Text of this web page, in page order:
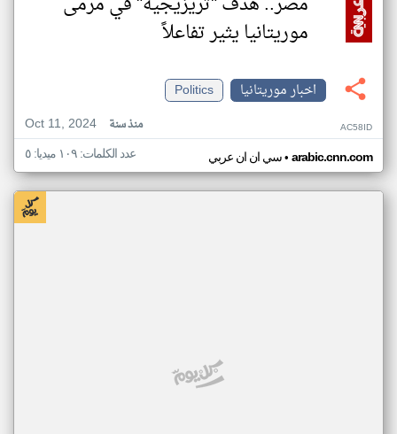
موريتانيا يثير تفاعلاً
اخبار موريتانيا
Politics
Oct 11, 2024
منذ سنة AC58ID
سي ان ان عربي• arabic.cnn.com عدد الكلمات: ١٠٩ ميديا: ٥